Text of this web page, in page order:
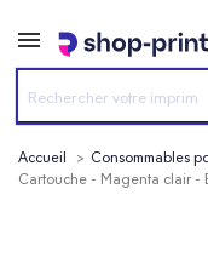
Accueil
Consommables
Cartouche - Magenta clair -